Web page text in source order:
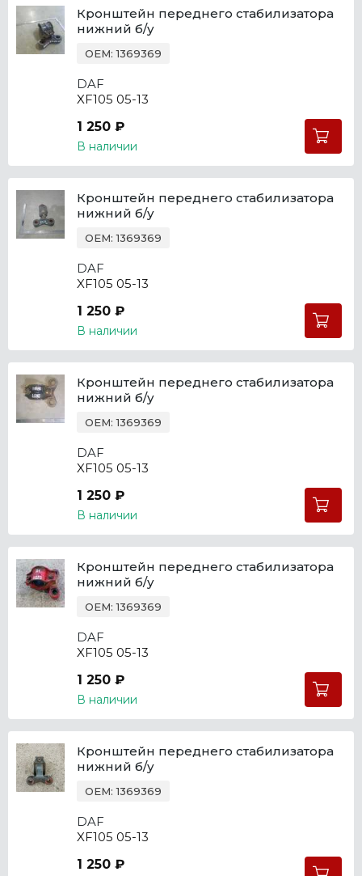
Кронштейн переднего стабилизатора
нижний б/у
OEM: 1369369
DAF
XF105 05-13
1 250 ₽
В наличии
Кронштейн переднего стабилизатора
нижний б/у
OEM: 1369369
DAF
XF105 05-13
1 250 ₽
В наличии
Кронштейн переднего стабилизатора
нижний б/у
OEM: 1369369
DAF
XF105 05-13
1 250 ₽
В наличии
Кронштейн переднего стабилизатора
нижний б/у
OEM: 1369369
DAF
XF105 05-13
1 250 ₽
В наличии
Кронштейн переднего стабилизатора
нижний б/у
OEM: 1369369
DAF
XF105 05-13
1 250 ₽